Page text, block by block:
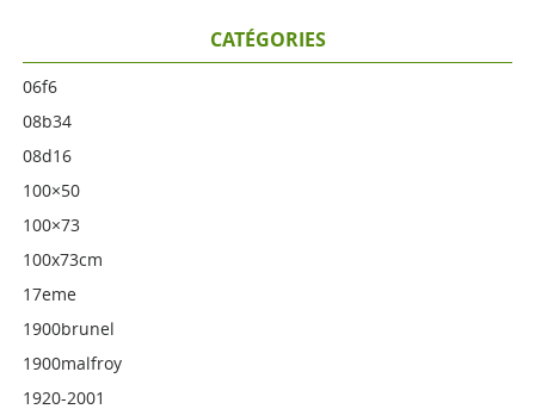
CATÉGORIES
06f6
08b34
08d16
100×50
100×73
100x73cm
17eme
1900brunel
1900malfroy
1920-2001